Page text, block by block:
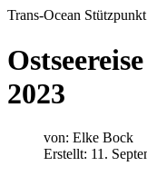
Trans-Ocean Stützpunkt
2023
von: Elke Bock
Erstellt: 11.